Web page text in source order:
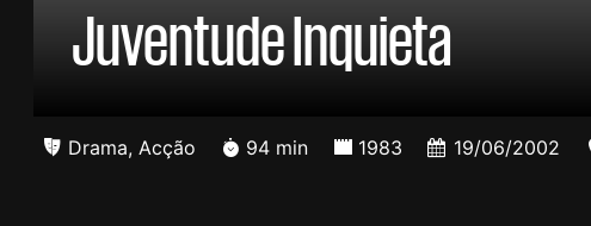
Juventude Inquieta
Drama, Acção 94 min 1983 19/06/2002